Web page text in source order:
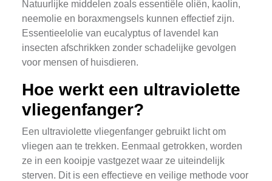
Natuurlijke middelen zoals essentiële oliën, kaolin,
neemolie en boraxmengsels kunnen effectief zijn.
Essentieelolie van eucalyptus of lavendel kan
insecten afschrikken zonder schadelijke gevolgen
voor mensen of huisdieren.
Hoe werkt een ultraviolette
vliegenfanger?
Een ultraviolette vliegenfanger gebruikt licht om
vliegen aan te trekken. Eenmaal getrokken, worden
ze in een kooipje vastgezet waar ze uiteindelijk
sterven. Dit is een effectieve en veilige methode voor